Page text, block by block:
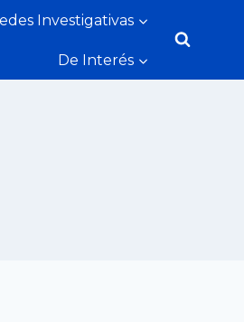
Investigativas
De Interés